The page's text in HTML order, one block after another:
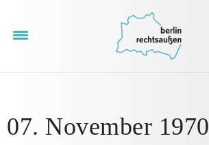
07. November 1970